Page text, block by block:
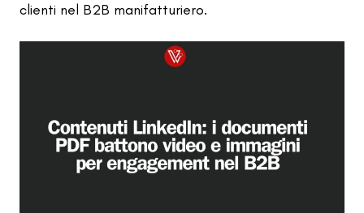
clienti nel B2B manifatturiero.